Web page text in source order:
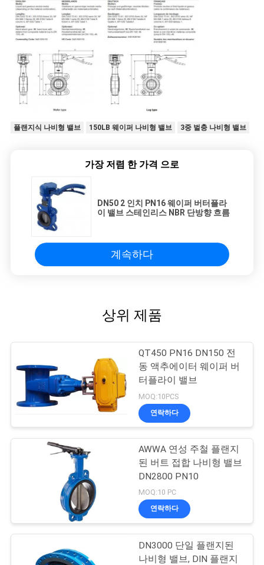
플랜지식 나비형 밸브 150LB 웨이퍼 나비형 밸브 3중 벌충 나비형 밸브
가장 저렴 한 가격 으로
DN50 2 인치 PN16 웨이퍼 버터플라
이 밸브 스테인리스 NBR 단방향 흐름
계속하다
상위 제품
QT450 PN16 DN150 전
동 액추에이터 웨이퍼 버
터플라이 밸브
MOQ:10PCS
연락하다
AWWA 연성 주철 플랜지
된 버트 접합 나비형 밸브
DN2800 PN10
MOQ:10 PC
연락하다
DN3000 단일 플랜지된
나비형 밸브, DIN 플랜지